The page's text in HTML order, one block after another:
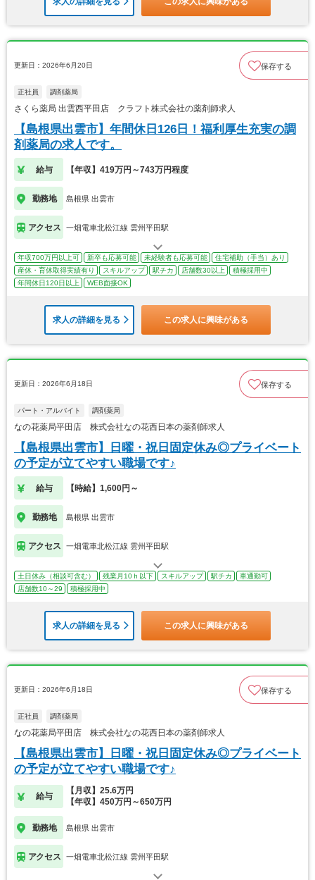
更新日：2026年6月20日 保存する
正社員 調剤薬局
さくら薬局 出雲西平田店 クラフト株式会社の薬剤師求人
【島根県出雲市】年間休日126日！福利厚生充実の調
剤薬局の求人です。
給与 【年収】419万円～743万円程度
勤務地 島根県 出雲市
アクセス 一畑電車北松江線 雲州平田駅
年収700万円以上可 新卒も応募可能 未経験者も応募可能
住宅補助（手当）あり
産休・育休取得実績有り
スキルアップ 駅チカ 店舗数30以上
積極採用中
年間休日120日以上
WEB面接OK
求人の詳細を見る この求人に興味がある
更新日：2026年6月18日 保存する
パート・アルバイト 調剤薬局
なの花薬局平田店 株式会社なの花西日本の薬剤師求人
【島根県出雲市】日曜・祝日固定休み◎プライベート
の予定が立てやすい職場です♪
給与 【時給】1,600円～
勤務地 島根県 出雲市
アクセス 一畑電車北松江線 雲州平田駅
土日休み（相談可含む） 残業月10ｈ以下 スキルアップ 駅チカ
車通勤可
店舗数10～29
積極採用中
求人の詳細を見る この求人に興味がある
更新日：2026年6月18日 保存する
正社員 調剤薬局
なの花薬局平田店 株式会社なの花西日本の薬剤師求人
【島根県出雲市】日曜・祝日固定休み◎プライベート
の予定が立てやすい職場です♪
給与
【月収】25.6万円
【年収】450万円～650万円
勤務地 島根県 出雲市
アクセス 一畑電車北松江線 雲州平田駅